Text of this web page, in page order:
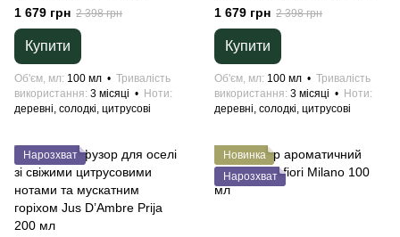
(дифузор+ароматизатор в
1 679 грн 2 398 грн
Купити
Об'єм, мл 100 мл
Тривалість
використання 3 місяці
Ноти
деревні, солодкі, цитрусові
Millefiori Milano (аромадифузор
+ спрей)
1 679 грн 2 398 грн
Купити
Об'єм, мл 100 мл
Тривалість
використання 3 місяці
Ноти
деревні, солодкі, цитрусові
Нарозхват
Новинка
Нарозхват